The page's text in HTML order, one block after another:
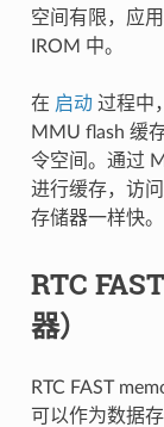
空间有限，应
IROM 中。
在 启动过程中
MMU flash 缓
令空间。通过
进行缓存，访
存储器一样快。
RTC
器）
RTC FAST
可以作为数据